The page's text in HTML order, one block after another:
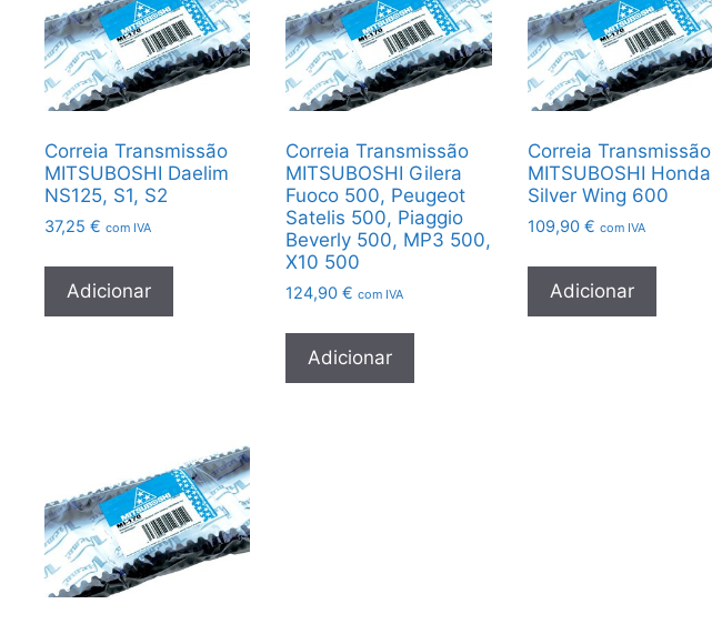
Correia Transmissão
MITSUBOSHI Daelim
NS125, S1, S2
37,25 € com IVA
Adicionar
Correia Transmissão
MITSUBOSHI Gilera
Fuoco 500, Peugeot
Satelis 500, Piaggio
Beverly 500, MP3 500,
X10 500
124,90€ com IVA
Adicionar
Correia Transmissão
MITSUBOSHI Honda
Silver Wing 600
109,90 € com IVA
Adicionar